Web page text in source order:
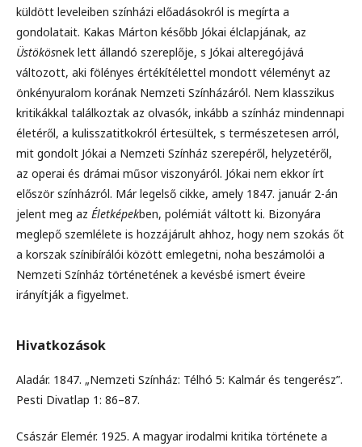
küldött leveleiben színházi előadásokról is megírta a
gondolatait. Kakas Márton később Jókai élclapjának, az
Üstökösnek lett állandó szereplője, s Jókai alteregójává
változott, aki fölényes értékítélettel mondott véleményt az
önkényuralom korának Nemzeti Színházáról. Nem klasszikus
kritikákkal találkoztak az olvasók, inkább a színház mindennapi
életéről, a kulisszatitkokról értesültek, s természetesen arról,
mit gondolt Jókai a Nemzeti Színház szerepéről, helyzetéről,
az operai és drámai műsor viszonyáról. Jókai nem ekkor írt
először színházról. Már legelső cikke, amely 1847. január 2-án
jelent meg az Életképekben, polémiát váltott ki. Bizonyára
meglepő szemlélete is hozzájárult ahhoz, hogy nem szokás őt
a korszak színibírálói között emlegetni, noha beszámolói a
Nemzeti Színház történetének a kevésbé ismert éveire
irányítják a figyelmet.
Hivatkozások
Aladár. 1847. „Nemzeti Színház: Télhó 5: Kalmár és tengerész”.
Pesti Divatlap 1: 86–87.
Császár Elemér. 1925. A magyar irodalmi kritika története a